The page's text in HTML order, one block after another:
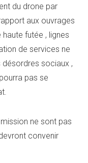
du drone par
aux ouvrages
futée , lignes
de services ne
sociaux ,
pas se
ne sont pas
convenir